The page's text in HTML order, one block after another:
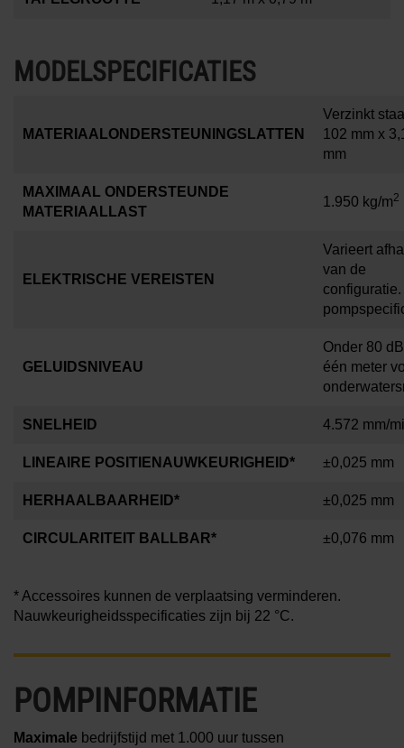
MODELSPECIFICATIES
MATERIAALONDERSTEUNINGSLATTEN
Verzinkt
102 mm x
mm
MAXIMAAL ONDERSTEUNDE
MATERIAALLAST
1.950 kg/m2
ELEKTRISCHE VEREISTEN
Varieert
van de
GELUIDSNIVEAU
Onder 80
één meter
SNELHEID 4.572 mm/
LINEAIRE POSITIENAUWKEURIGHEID* ±0,025 mm
HERHAALBAARHEID* ±0,025 mm
CIRCULARITEIT BALLBAR* ±0,076 mm
* Accessoires kunnen de verplaatsing verminderen.
Nauwkeurigheidsspecificaties zijn bij 22 °C.
POMPINFORMATIE
Maximale bedrijfstijd met 1.000 uur tussen